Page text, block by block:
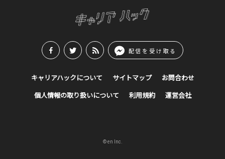
配信を受け取る
キャリアハックについて サイトマップ お問合わせ
個人情報の取り扱いについて 利用規約 運営会社
© en Inc.